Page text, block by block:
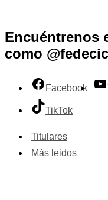
Encuéntrenos
como
Facebook
TikTok
Titulares
Más leidos